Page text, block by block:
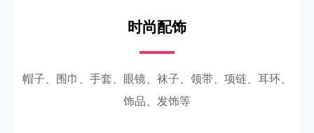
时尚配饰
帽子、围巾、手套、眼镜、袜子、领带、项链、耳环、
饰品、发饰等